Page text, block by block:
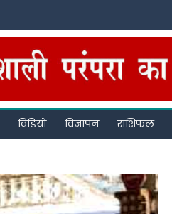
विडियो विज्ञापन राशिफल